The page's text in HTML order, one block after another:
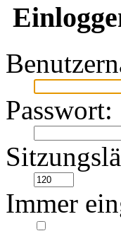
Passwort:
Immer